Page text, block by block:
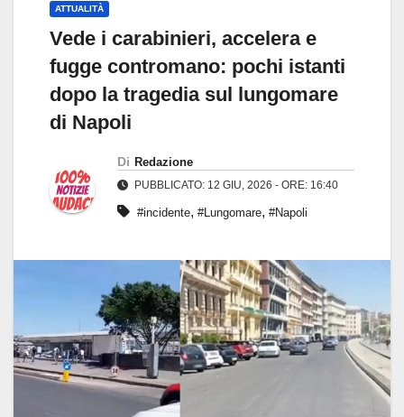
ATTUALITÀ
Vede i carabinieri, accelera e
fugge contromano: pochi istanti
dopo la tragedia sul lungomare
di Napoli
Di Redazione
PUBBLICATO: 12 GIU, 2026 - ORE: 16:40
#incidente, #Lungomare, #Napoli